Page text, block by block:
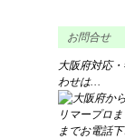
お問合せ
大阪府対応
わせは…
までお電話下